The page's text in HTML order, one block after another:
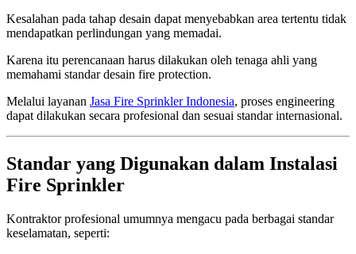
Kesalahan pada tahap desain dapat menyebabkan area tertentu tidak
mendapatkan perlindungan yang memadai.
Karena itu perencanaan harus dilakukan oleh tenaga ahli yang
memahami standar desain fire protection.
Melalui layanan Jasa Fire Sprinkler Indonesia, proses engineering
dapat dilakukan secara profesional dan sesuai standar internasional.
Standar yang Digunakan dalam Instalasi
Fire Sprinkler
Kontraktor profesional umumnya mengacu pada berbagai standar
keselamatan, seperti: